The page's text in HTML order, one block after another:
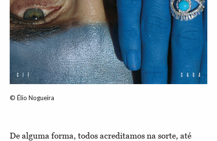
© Élio Nogueira
De alguma forma, todos acreditamos na sorte, até